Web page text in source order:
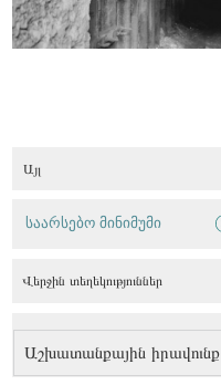
Այլ
Աշխատանքային իրավունք
საარსებო მინიმუმი
Վերջին տեղեկություններ